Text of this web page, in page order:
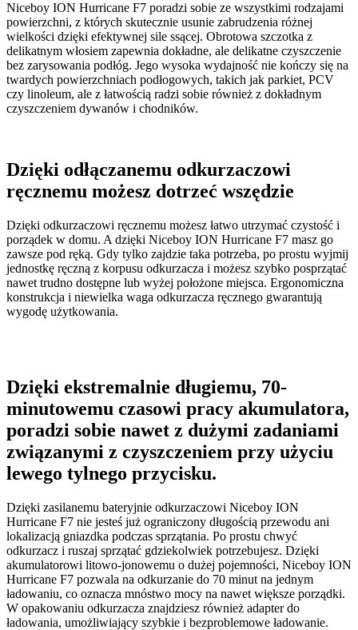
Niceboy ION Hurricane F7 poradzi sobie ze wszystkimi rodzajami
powierzchni, z których skutecznie usunie zabrudzenia różnej
wielkości dzięki efektywnej sile ssącej. Obrotowa szczotka z
delikatnym włosiem zapewnia dokładne, ale delikatne czyszczenie
bez zarysowania podłóg. Jego wysoka wydajność nie kończy się na
twardych powierzchniach podłogowych, takich jak parkiet, PCV
czy linoleum, ale z łatwością radzi sobie również z dokładnym
czyszczeniem dywanów i chodników.
Dzięki odłączanemu odkurzaczowi
ręcznemu możesz dotrzeć wszędzie
Dzięki odkurzaczowi ręcznemu możesz łatwo utrzymać czystość i
porządek w domu. A dzięki Niceboy ION Hurricane F7 masz go
zawsze pod ręką. Gdy tylko zajdzie taka potrzeba, po prostu wyjmij
jednostkę ręczną z korpusu odkurzacza i możesz szybko posprzątać
nawet trudno dostępne lub wyżej położone miejsca. Ergonomiczna
konstrukcja i niewielka waga odkurzacza ręcznego gwarantują
wygodę użytkowania.
Dzięki ekstremalnie długiemu, 70-
minutowemu czasowi pracy akumulatora,
poradzi sobie nawet z dużymi zadaniami
związanymi z czyszczeniem przy użyciu
lewego tylnego przycisku.
Dzięki zasilanemu bateryjnie odkurzaczowi Niceboy ION
Hurricane F7 nie jesteś już ograniczony długością przewodu ani
lokalizacją gniazdka podczas sprzątania. Po prostu chwyć
odkurzacz i ruszaj sprzątać gdziekolwiek potrzebujesz. Dzięki
akumulatorowi litowo-jonowemu o dużej pojemności, Niceboy ION
Hurricane F7 pozwala na odkurzanie do 70 minut na jednym
ładowaniu, co oznacza mnóstwo mocy na nawet większe porządki.
W opakowaniu odkurzacza znajdziesz również adapter do
ładowania, umożliwiający szybkie i bezproblemowe ładowanie.